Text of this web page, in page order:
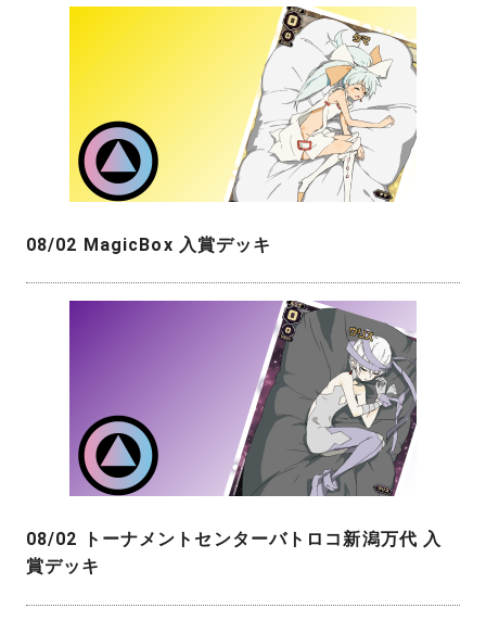
08/02 MagicBox 入賞デッキ
08/02 トーナメントセンターバトロコ新潟万代 入
賞デッキ